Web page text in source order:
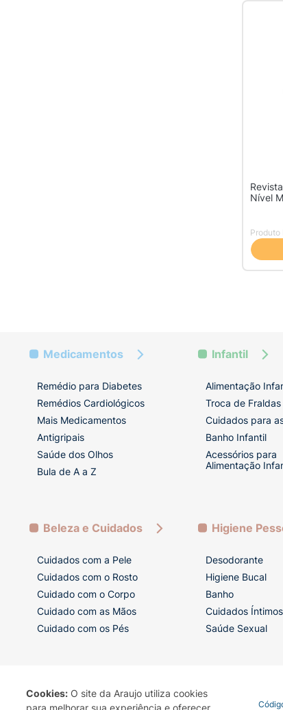
Cookies: O site da Araujo utiliza cookies
para melhorar sua experiência e oferecer
Nível
Produto
Medicamentos
Remédio para Diabetes
Remédios Cardiológicos
Mais Medicamentos
Antigripais
Saúde dos Olhos
Bula de A a Z
Infantil
Alimentação
Troca de Fraldas
Cuidados para
Banho Infantil
Acessórios para
Alimentação
Beleza e Cuidados
Cuidados com a Pele
Cuidados com o Rosto
Cuidado com o Corpo
Cuidado com as Mãos
Cuidado com os Pés
Higiene
Desodorante
Higiene Bucal
Banho
Cuidados Íntimos
Saúde Sexual
Termo de Uso Portal da Privacidade Covid-19